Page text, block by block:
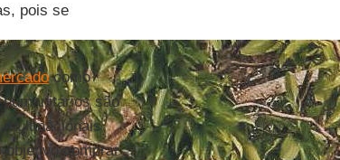
pois se
como
são
objetivo comprar